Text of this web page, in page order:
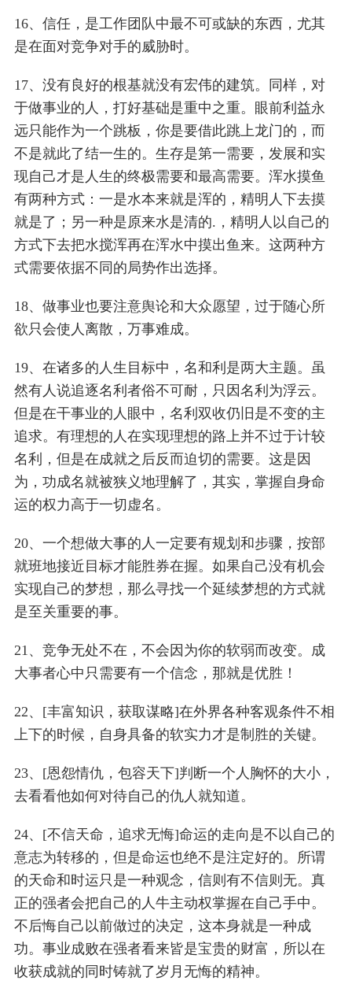
16、信任，是工作团队中最不可或缺的东西，尤其
是在面对竞争对手的威胁时。
17、没有良好的根基就没有宏伟的建筑。同样，对
于做事业的人，打好基础是重中之重。眼前利益永
远只能作为一个跳板，你是要借此跳上龙门的，而
不是就此了结一生的。生存是第一需要，发展和实
现自己才是人生的终极需要和最高需要。浑水摸鱼
有两种方式：一是水本来就是浑的，精明人下去摸
就是了；另一种是原来水是清的.，精明人以自己的
方式下去把水搅浑再在浑水中摸出鱼来。这两种方
式需要依据不同的局势作出选择。
18、做事业也要注意舆论和大众愿望，过于随心所
欲只会使人离散，万事难成。
19、在诸多的人生目标中，名和利是两大主题。虽
然有人说追逐名利者俗不可耐，只因名利为浮云。
但是在干事业的人眼中，名利双收仍旧是不变的主
追求。有理想的人在实现理想的路上并不过于计较
名利，但是在成就之后反而迫切的需要。这是因
为，功成名就被狭义地理解了，其实，掌握自身命
运的权力高于一切虚名。
20、一个想做大事的人一定要有规划和步骤，按部
就班地接近目标才能胜券在握。如果自己没有机会
实现自己的梦想，那么寻找一个延续梦想的方式就
是至关重要的事。
21、竞争无处不在，不会因为你的软弱而改变。成
大事者心中只需要有一个信念，那就是优胜！
22、[丰富知识，获取谋略]在外界各种客观条件不相
上下的时候，自身具备的软实力才是制胜的关键。
23、[恩怨情仇，包容天下]判断一个人胸怀的大小，
去看看他如何对待自己的仇人就知道。
24、[不信天命，追求无悔]命运的走向是不以自己的
意志为转移的，但是命运也绝不是注定好的。所谓
的天命和时运只是一种观念，信则有不信则无。真
正的强者会把自己的人牛主动权掌握在自己手中。
不后悔自己以前做过的决定，这本身就是一种成
功。事业成败在强者看来皆是宝贵的财富，所以在
收获成就的同时铸就了岁月无悔的精神。